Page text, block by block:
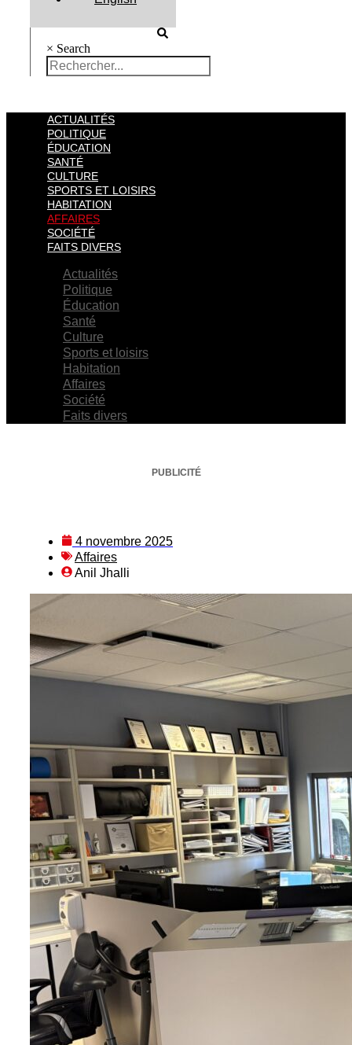
× Search
ACTUALITÉS
POLITIQUE
ÉDUCATION
SANTÉ
CULTURE
SPORTS ET LOISIRS
HABITATION
AFFAIRES
SOCIÉTÉ
FAITS DIVERS
Actualités
Politique
Éducation
Santé
Culture
Sports et loisirs
Habitation
Affaires
Société
Faits divers
PUBLICITÉ
4 novembre 2025
Affaires
Anil Jhalli